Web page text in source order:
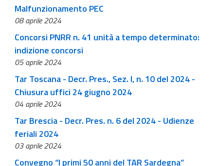
Malfunzionamento PEC
08 aprile 2024
Concorsi PNRR n. 41 unità a tempo determinato:
indizione concorsi
05 aprile 2024
Tar Toscana - Decr. Pres., Sez. I, n. 10 del 2024 -
Chiusura uffici 24 giugno 2024
04 aprile 2024
Tar Brescia - Decr. Pres. n. 6 del 2024 - Udienze
feriali 2024
03 aprile 2024
Convegno “I primi 50 anni del TAR Sardegna”